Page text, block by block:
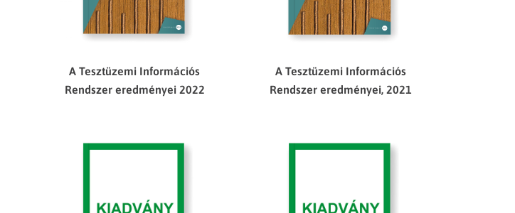
A Tesztüzemi Információs
Rendszer eredményei 2022
A Tesztüzemi Információs
Rendszer eredményei, 2021